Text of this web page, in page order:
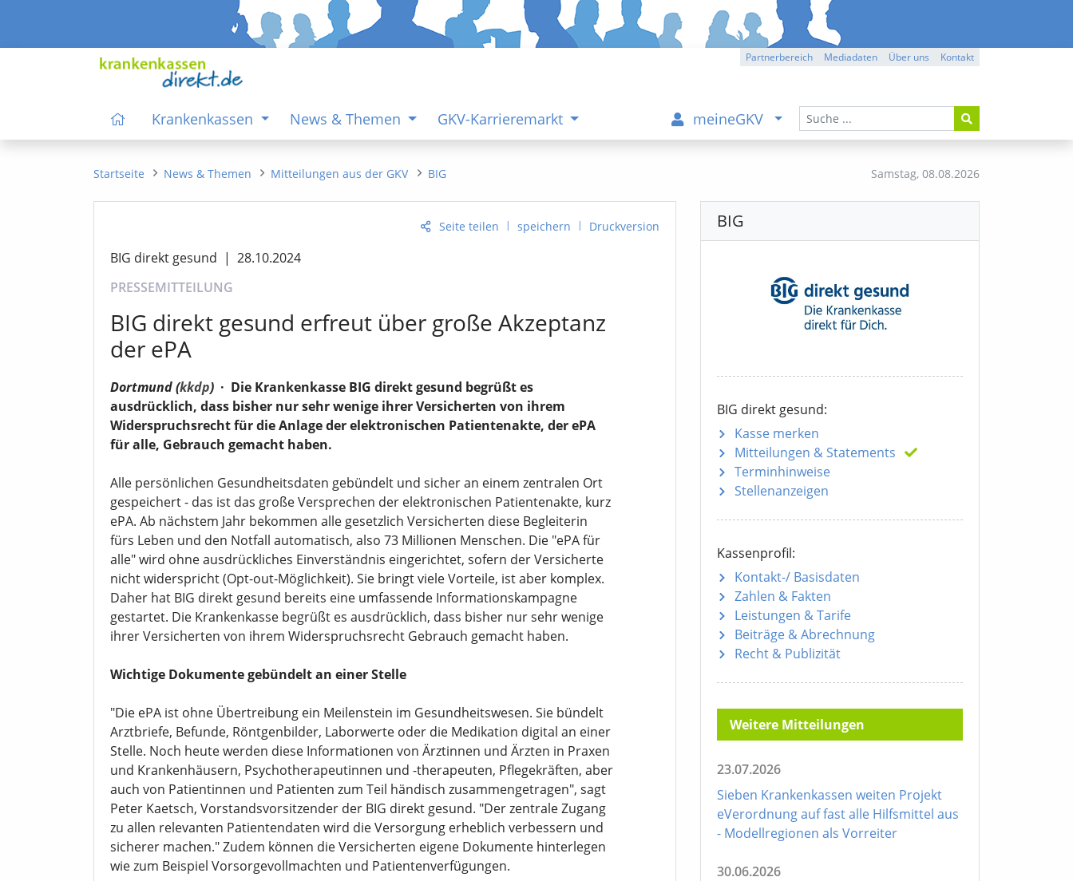
Partnerbereich Mediadaten Über uns Kontakt
Krankenkassen News & Themen GKV-Karrieremarkt meineGKV
Samstag, 08.08.2026
Startseite News & Themen Mitteilungen aus der GKV BIG
Seite teilen | speichern | Druckversion
BIG direkt gesund | 28.10.2024
PRESSEMITTEILUNG
BIG direkt gesund erfreut über große Akzeptanz
der ePA
Dortmund (kkdp) · Die Krankenkasse BIG direkt gesund begrüßt es
ausdrücklich, dass bisher nur sehr wenige ihrer Versicherten von ihrem
Widerspruchsrecht für die Anlage der elektronischen Patientenakte, der ePA
für alle, Gebrauch gemacht haben.
Alle persönlichen Gesundheitsdaten gebündelt und sicher an einem zentralen Ort
gespeichert - das ist das große Versprechen der elektronischen Patientenakte, kurz
ePA. Ab nächstem Jahr bekommen alle gesetzlich Versicherten diese Begleiterin
fürs Leben und den Notfall automatisch, also 73 Millionen Menschen. Die "ePA für
alle" wird ohne ausdrückliches Einverständnis eingerichtet, sofern der Versicherte
nicht widerspricht (Opt-out-Möglichkeit). Sie bringt viele Vorteile, ist aber komplex.
Daher hat BIG direkt gesund bereits eine umfassende Informationskampagne
gestartet. Die Krankenkasse begrüßt es ausdrücklich, dass bisher nur sehr wenige
ihrer Versicherten von ihrem Widerspruchsrecht Gebrauch gemacht haben.
Wichtige Dokumente gebündelt an einer Stelle
"Die ePA ist ohne Übertreibung ein Meilenstein im Gesundheitswesen. Sie bündelt
Arztbriefe, Befunde, Röntgenbilder, Laborwerte oder die Medikation digital an einer
Stelle. Noch heute werden diese Informationen von Ärztinnen und Ärzten in Praxen
und Krankenhäusern, Psychotherapeutinnen und -therapeuten, Pflegekräften, aber
auch von Patientinnen und Patienten zum Teil händisch zusammengetragen", sagt
Peter Kaetsch, Vorstandsvorsitzender der BIG direkt gesund. "Der zentrale Zugang
zu allen relevanten Patientendaten wird die Versorgung erheblich verbessern und
sicherer machen." Zudem können die Versicherten eigene Dokumente hinterlegen
wie zum Beispiel Vorsorgevollmachten und Patientenverfügungen.
BIG
BIG direkt gesund:
Kasse merken
Mitteilungen & Statements
Terminhinweise
Stellenanzeigen
Kassenprofil:
Kontakt-/ Basisdaten
Zahlen & Fakten
Leistungen & Tarife
Beiträge & Abrechnung
Recht & Publizität
Weitere Mitteilungen
23.07.2026
Sieben Krankenkassen weiten Projekt
eVerordnung auf fast alle Hilfsmittel aus
- Modellregionen als Vorreiter
30.06.2026